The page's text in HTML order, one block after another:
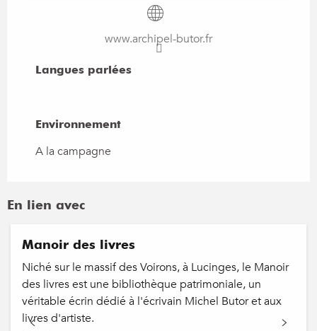
www.archipel-butor.fr
Langues parlées
Langues parlées
Environnement
Environnement
A la campagne
En lien avec
Manoir des livres
Niché sur le massif des Voirons, à Lucinges, le Manoir
des livres est une bibliothèque patrimoniale, un
véritable écrin dédié à l'écrivain Michel Butor et aux
livres d'artiste.